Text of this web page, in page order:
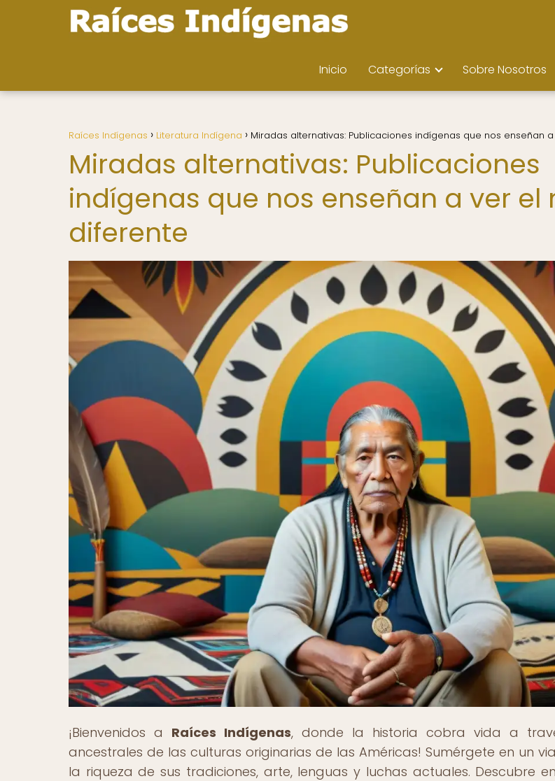
Inicio Categorías Sobre Nosotros
Raíces Indígenas Literatura Indígena Miradas alternativas: Publicaciones indígenas que nos enseñan
Miradas alternativas: Publicaciones
indígenas que nos enseñan a ver el
diferente
¡Bienvenidos a Raíces Indígenas, donde la historia cobra vida a
ancestrales de las culturas originarias de las Américas! Sumérgete en un
la riqueza de sus tradiciones, arte, lenguas y luchas actuales. Descubre